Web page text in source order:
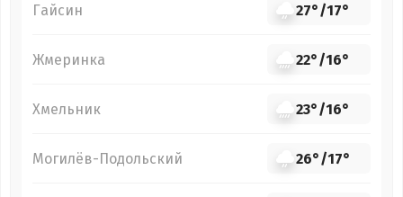
Гайсин 27°/17°
Жмеринка 22°/16°
Хмельник 23°/16°
Могилёв-Подольский 26°/17°